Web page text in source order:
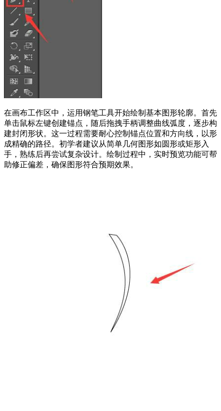
在画布工作区中，运用钢笔工具开始绘制基本图形轮廓。首先
单击鼠标左键创建锚点，随后拖拽手柄调整曲线弧度，逐步构
建封闭形状。这一过程需要耐心控制锚点位置和方向线，以形
成精确的路径。初学者建议从简单几何图形如圆形或矩形入
手，熟练后再尝试复杂设计。绘制过程中，实时预览功能可帮
助修正偏差，确保图形符合预期效果。